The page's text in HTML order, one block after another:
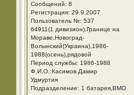
Сообщений: 8
Регистрация: 29.9.2007
Пользователь №: 537
64911(1 дивизион),Границе на
Мораве,Новоград-
Волынский(Украина),1986-
1988(осень),рядовой
Период службы: 1986-1988
Ф.И.О.:Касимов Дамир
Удмуртия
Подразделение: 1 батарея,ВМО